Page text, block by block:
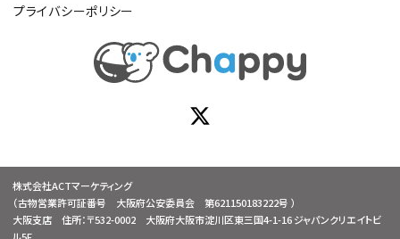
プライバシーポリシー
株式会社ACTマーケティング
（古物営業許可証番号 大阪府公安委員会 第621150183222号 ）
大阪支店 住所：〒532-0002 大阪府大阪市淀川区東三国4-1-16 ジャパンクリエイトビ
ル5F